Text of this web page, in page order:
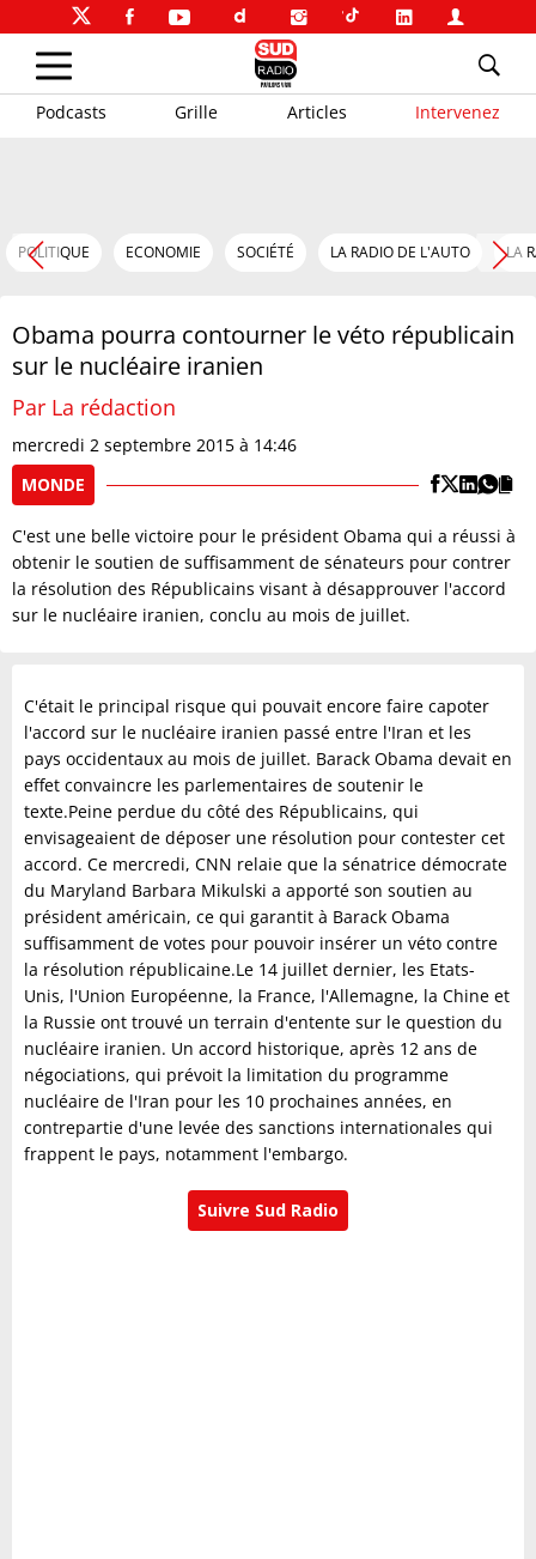
Podcasts Grille Articles Intervenez
POLITIQUE ECONOMIE SOCIÉTÉ LA RADIO DE L'AUTO LA
Obama pourra contourner le véto républicain
sur le nucléaire iranien
Par La rédaction
mercredi 2 septembre 2015 à 14:46
MONDE
C'est une belle victoire pour le président Obama qui a réussi à
obtenir le soutien de suffisamment de sénateurs pour contrer
la résolution des Républicains visant à désapprouver l'accord
sur le nucléaire iranien, conclu au mois de juillet.
C'était le principal risque qui pouvait encore faire capoter
l'accord sur le nucléaire iranien passé entre l'Iran et les
pays occidentaux au mois de juillet. Barack Obama devait en
effet convaincre les parlementaires de soutenir le
texte.Peine perdue du côté des Républicains, qui
envisageaient de déposer une résolution pour contester cet
accord. Ce mercredi, CNN relaie que la sénatrice démocrate
du Maryland Barbara Mikulski a apporté son soutien au
président américain, ce qui garantit à Barack Obama
suffisamment de votes pour pouvoir insérer un véto contre
la résolution républicaine.Le 14 juillet dernier, les Etats-
Unis, l'Union Européenne, la France, l'Allemagne, la Chine et
la Russie ont trouvé un terrain d'entente sur le question du
nucléaire iranien. Un accord historique, après 12 ans de
négociations, qui prévoit la limitation du programme
nucléaire de l'Iran pour les 10 prochaines années, en
contrepartie d'une levée des sanctions internationales qui
frappent le pays, notamment l'embargo.
Suivre Sud Radio